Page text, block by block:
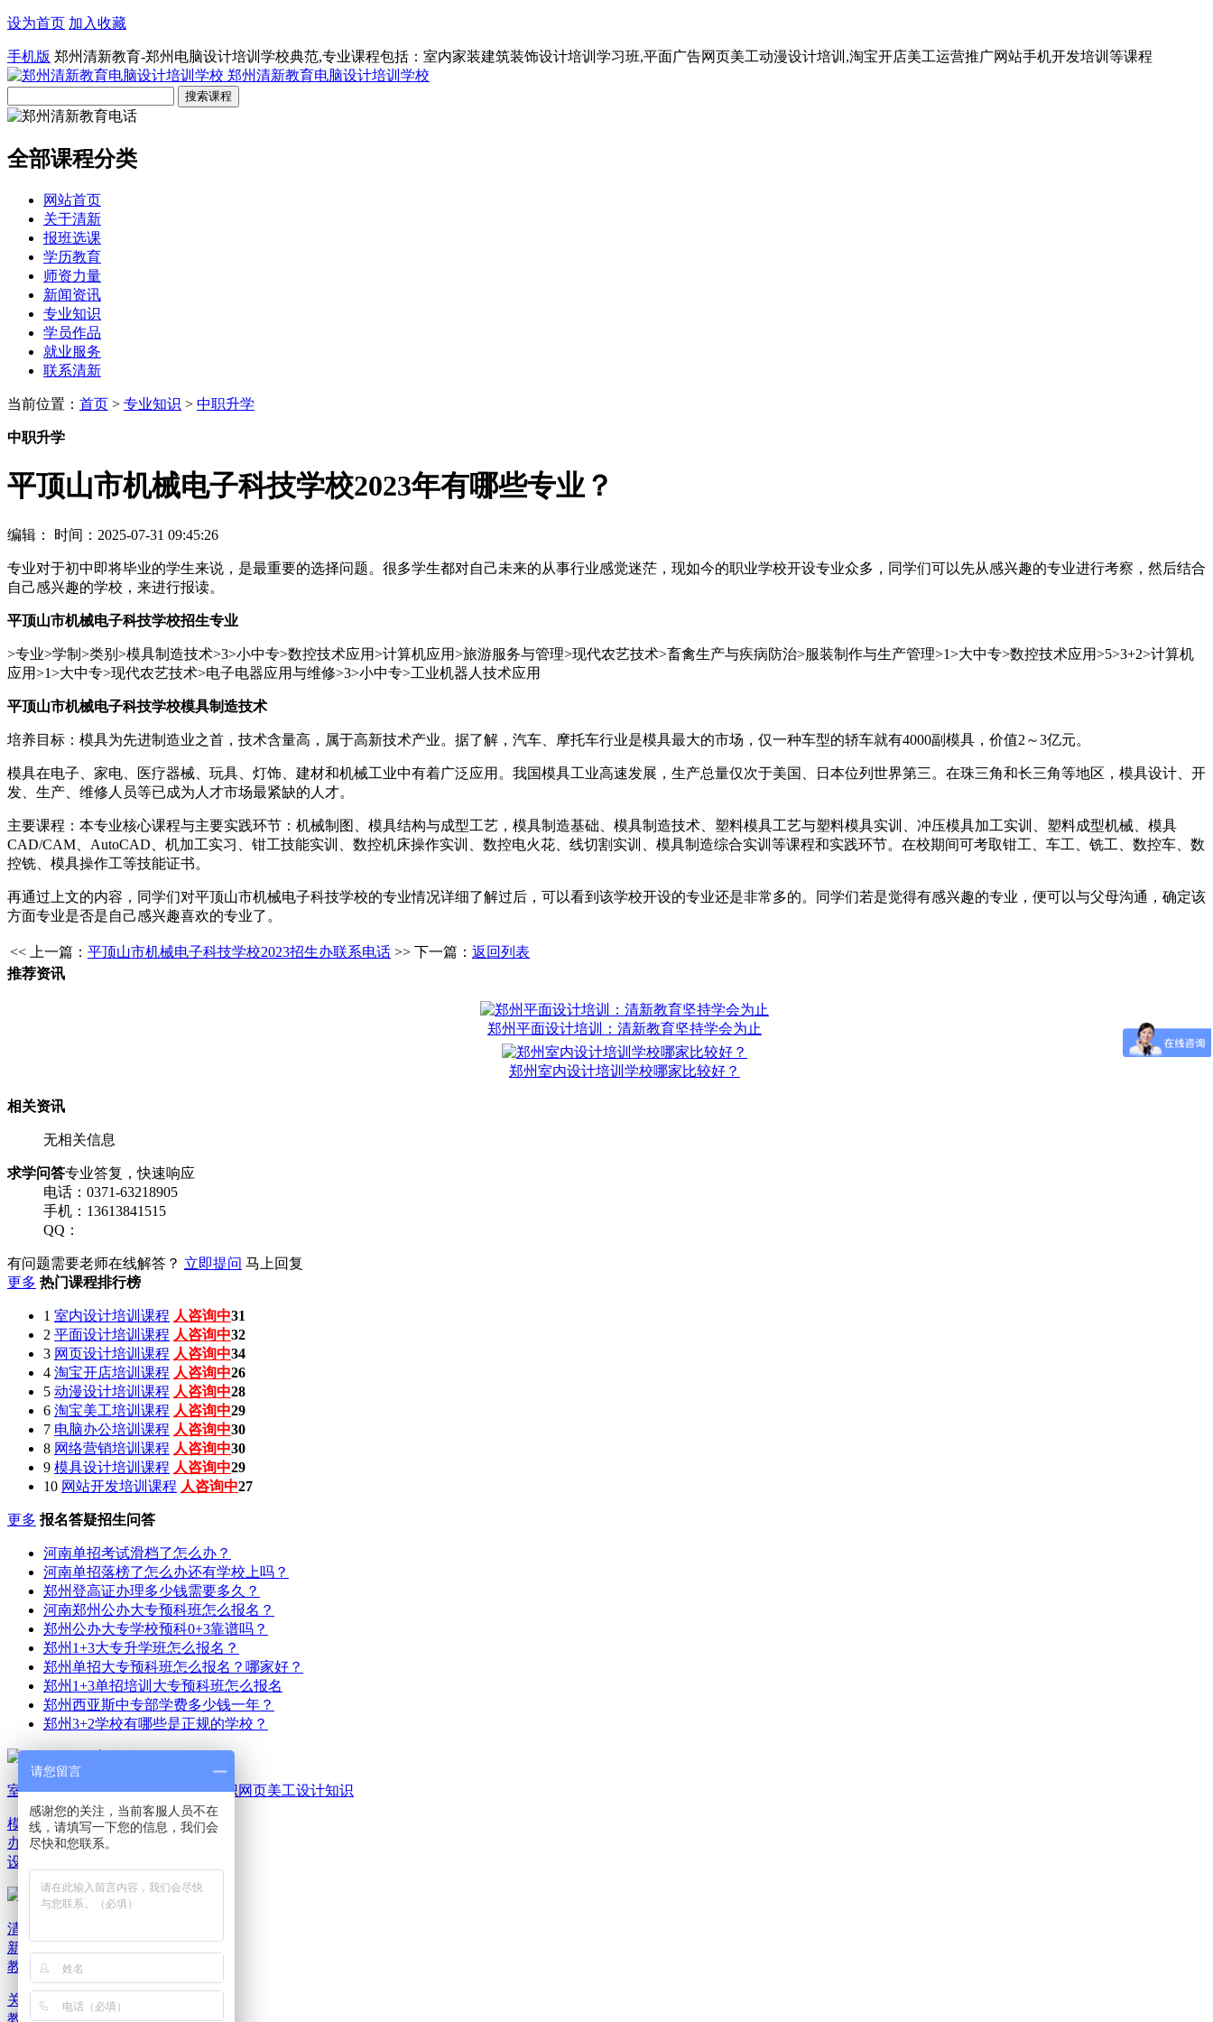
设为首页 加入收藏
手机版 郑州清新教育-郑州电脑设计培训学校典范,专业课程包括：室内家装建筑装饰设计培训学习班,平面广告网页美工动漫设计培训,淘宝开店美工运营推广网站手机开发培训等课程
郑州清新教育电脑设计培训学校
全部课程分类
网站首页
关于清新
报班选课
学历教育
师资力量
新闻资讯
专业知识
学员作品
就业服务
联系清新
当前位置： 首页 > 专业知识 > 中职升学
中职升学
平顶山市机械电子科技学校2023年有哪些专业？
编辑： 时间：2025-07-31 09:45:26
专业对于初中即将毕业的学生来说，是最重要的选择问题。很多学生都对自己未来的从事行业感觉迷茫，现如今的职业学校开设专业众多，同学们可以先从感兴趣的专业进行考察，然后结合
自己感兴趣的学校，来进行报读。
平顶山市机械电子科技学校招生专业
>专业>学制>类别>模具制造技术>3>小中专>数控技术应用>计算机应用>旅游服务与管理>现代农艺技术>畜禽生产与疾病防治>服装制作与生产管理>1>大中专>数控技术应用>5>3+2>计算机
应用>1>大中专>现代农艺技术>电子电器应用与维修>3>小中专>工业机器人技术应用
平顶山市机械电子科技学校模具制造技术
培养目标：模具为先进制造业之首，技术含量高，属于高新技术产业。据了解，汽车、摩托车行业是模具最大的市场，仅一种车型的轿车就有4000副模具，价值2～3亿元。
模具在电子、家电、医疗器械、玩具、灯饰、建材和机械工业中有着广泛应用。我国模具工业高速发展，生产总量仅次于美国、日本位列世界第三。在珠三角和长三角等地区，模具设计、开
发、生产、维修人员等已成为人才市场最紧缺的人才。
主要课程：本专业核心课程与主要实践环节：机械制图、模具结构与成型工艺，模具制造基础、模具制造技术、塑料模具工艺与塑料模具实训、冲压模具加工实训、塑料成型机械、模具
CAD/CAM、AutoCAD、机加工实习、钳工技能实训、数控机床操作实训、数控电火花、线切割实训、模具制造综合实训等课程和实践环节。在校期间可考取钳工、车工、铣工、数控车、数
控铣、模具操作工等技能证书。
再通过上文的内容，同学们对平顶山市机械电子科技学校的专业情况详细了解过后，可以看到该学校开设的专业还是非常多的。同学们若是觉得有感兴趣的专业，便可以与父母沟通，确定该
方面专业是否是自己感兴趣喜欢的专业了。
<< 上一篇： 平顶山市机械电子科技学校2023招生办联系电话 >> 下一篇： 返回列表
推荐资讯
郑州平面设计培训：清新教育坚持学会为止
郑州室内设计培训学校哪家比较好？
相关资讯
无相关信息
求学问答专业答复，快速响应
电话：0371-63218905
手机：13613841515
QQ：
有问题需要老师在线解答？ 立即提问 马上回复
更多 热门课程排行榜
1 室内设计培训课程 人咨询中31
2 平面设计培训课程 人咨询中32
3 网页设计培训课程 人咨询中34
4 淘宝开店培训课程 人咨询中26
5 动漫设计培训课程 人咨询中28
6 淘宝美工培训课程 人咨询中29
7 电脑办公培训课程 人咨询中30
8 网络营销培训课程 人咨询中30
9 模具设计培训课程 人咨询中29
10 网站开发培训课程 人咨询中27
更多 报名答疑招生问答
河南单招考试滑档了怎么办？
河南单招落榜了怎么办还有学校上吗？
郑州登高证办理多少钱需要多久？
河南郑州公办大专预科班怎么报名？
郑州公办大专学校预科0+3靠谱吗？
郑州1+3大专升学班怎么报名？
郑州单招大专预科班怎么报名？哪家好？
郑州1+3单招培训大专预科班怎么报名
郑州西亚斯中专部学费多少钱一年？
郑州3+2学校有哪些是正规的学校？
室内家装设计知识平面广告设计知识网页美工设计知识
模具机械设计知识电脑
办公文秘知识游戏动漫
设计知识
清新教育新闻资讯
新教育报班选课
教育就业服务
关于清新教育 联系清新教育
教育乘车路线
请您留言
感谢您的关注，当前客服人员不在
线，请填写一下您的信息，我们会
尽快和您联系。